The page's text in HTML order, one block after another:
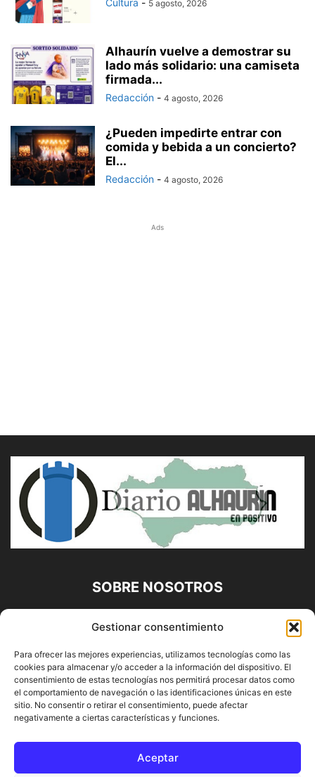
Gestionar consentimiento
Para ofrecer las mejores experiencias, utilizamos tecnologías como las
cookies para almacenar y/o acceder a la información del dispositivo. El
consentimiento de estas tecnologías nos permitirá procesar datos como
el comportamiento de navegación o las identificaciones únicas en este
sitio. No consentir o retirar el consentimiento, puede afectar
negativamente a ciertas características y funciones.
Aceptar
Cultura - 5 agosto, 2026
Alhaurín vuelve a demostrar su
lado más solidario: una camiseta
firmada...
Redacción - 4 agosto, 2026
¿Pueden impedirte entrar con
comida y bebida a un concierto?
El...
Redacción - 4 agosto, 2026
Ads
SOBRE NOSOTROS
Diario Alhaurín (www.alhaurindelatorre.com) Propiedad de
Francisco E. López López | 639 95 71 95 | Noticias de
Alhaurín de la Torre, Málaga y Provincia|
Contáctanos:info@alhaurindelatorre.com
SÍGUENOS